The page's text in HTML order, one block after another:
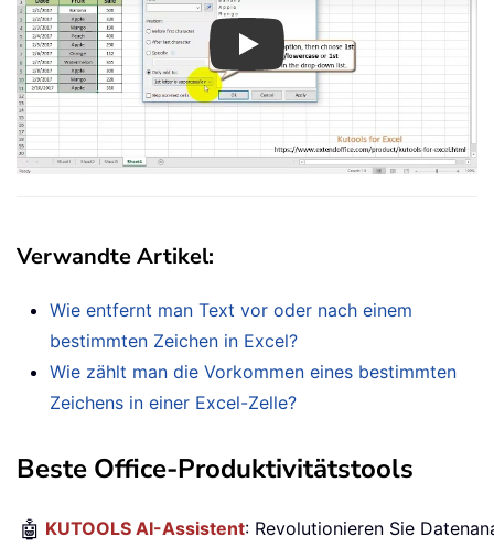
Play
Verwandte Artikel:
Wie entfernt man Text vor oder nach einem
bestimmten Zeichen in Excel?
Wie zählt man die Vorkommen eines bestimmten
Zeichens in einer Excel-Zelle?
Beste Office-Produktivitätstools
🤖 KUTOOLS AI-Assistent: Revolutionieren Sie